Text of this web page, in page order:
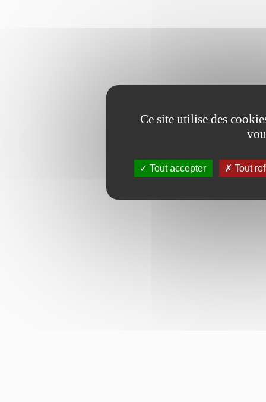
Ce site utilise des
Tout accepter Tout